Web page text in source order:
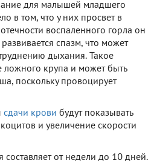
для малышей младшего
в том, что у них просвет в
воспаленного горла он
спазм, что может
дыхания. Такое
ложного крупа и может быть
поскольку провоцирует
сдачи крови будут показывать
и увеличение скорости
составляет от недели до 10 дней.